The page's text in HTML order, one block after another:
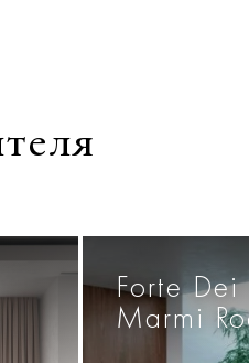
Forte Dei
Marmi